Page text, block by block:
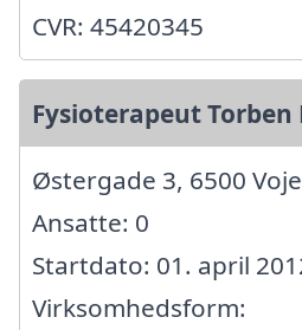
CVR: 45420345
Fysioterapeut Torben
Østergade 3, 6500
Ansatte: 0
Startdato: 01. april
Virksomhedsform: